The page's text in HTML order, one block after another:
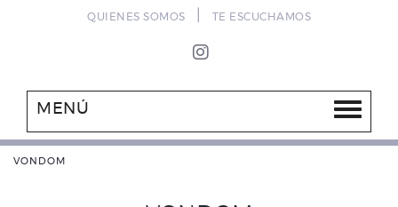
QUIENES SOMOS TE ESCUCHAMOS
MENÚ
VONDOM